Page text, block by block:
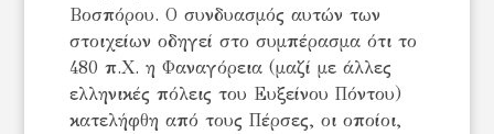
Βοσπόρου. Ο συνδυασμός αυτών των
στοιχείων οδηγεί στο συμπέρασμα ότι το
480 π.Χ. η Φαναγόρεια (μαζί με άλλες
ελληνικές πόλεις του Ευξείνου Πόντου)
κατελήφθη από τους Πέρσες, οι οποίοι,